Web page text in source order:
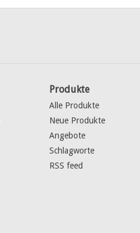
Produkte
Alle Produkte
Neue Produkte
Angebote
Schlagworte
RSS feed